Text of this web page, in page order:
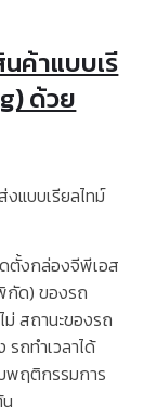
ค้าแบบเรี
ด้วย
แบบเรียลไทม์
ตั้งกล่องจีพีเอส
กัด)ของรถ
สถานะของรถ
ถทำเวลาได้
พฤติกรรมการ